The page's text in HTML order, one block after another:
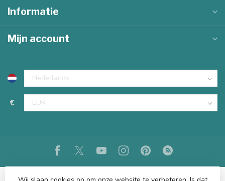
Informatie
Mijn account
€